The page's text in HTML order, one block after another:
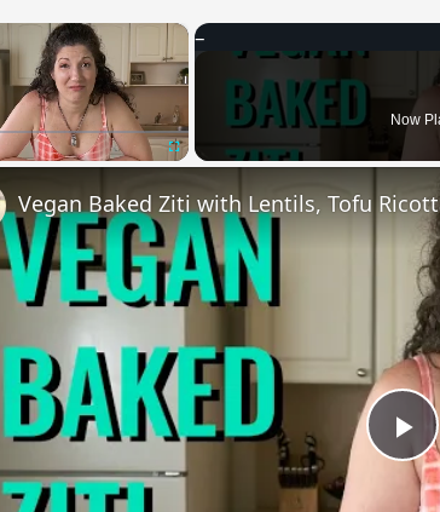
×
Now
Vegan Baked Ziti with Lentils, Tofu